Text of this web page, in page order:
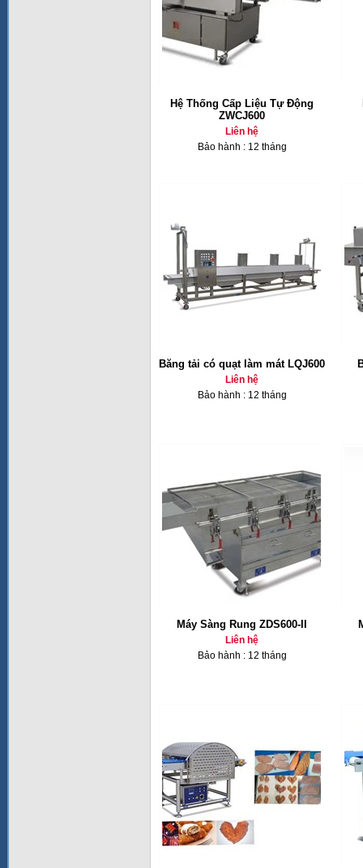
Hệ Thống Cấp Liệu Tự Động
ZWCJ600
Liên hệ
Bảo hành : 12 tháng
Băng tải có quạt làm mát LQJ600
Liên hệ
Bảo hành : 12 tháng
Máy Sàng Rung ZDS600-II
Liên hệ
Bảo hành : 12 tháng